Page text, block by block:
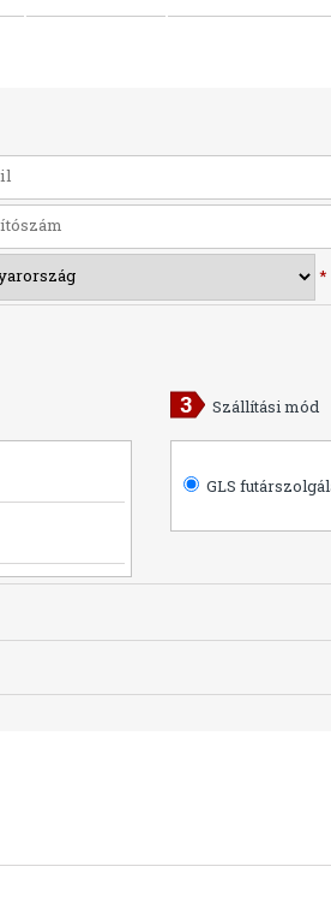
*
Szállítási mód
GLS